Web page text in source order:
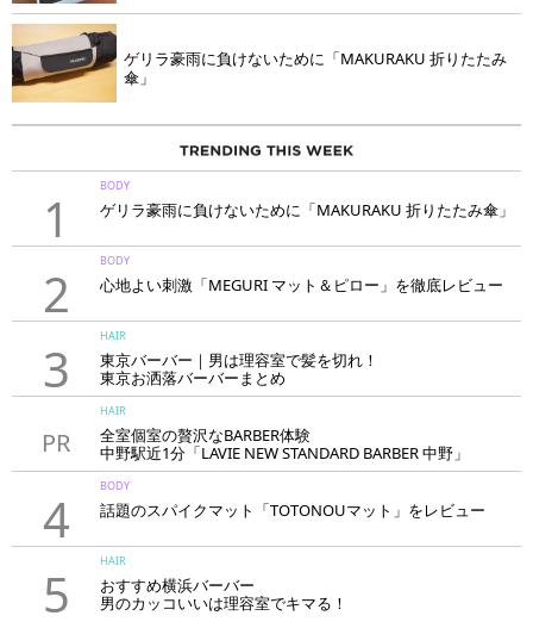
ゲリラ豪雨に負けないために「MAKURAKU 折りたたみ
傘」
1
BODY
ゲリラ豪雨に負けないために「MAKURAKU 折りたたみ傘」
2
BODY
心地よい刺激「MEGURI マット＆ピロー」を徹底レビュー
3
HAIR
東京バーバー｜男は理容室で髪を切れ！
東京お洒落バーバーまとめ
PR
HAIR
全室個室の贅沢なBARBER体験
中野駅近1分「LAVIE NEW STANDARD BARBER 中野」
4
BODY
話題のスパイクマット「TOTONOUマット」をレビュー
5
HAIR
おすすめ横浜バーバー
男のカッコいいは理容室でキマる！